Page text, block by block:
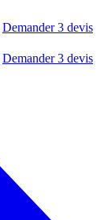
Demander 3 devis
Demander 3 devis